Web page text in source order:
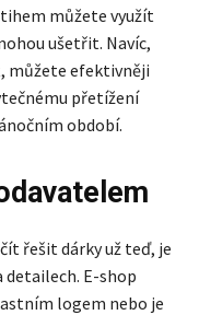
můžete využít
ušetřit. Navíc,
můžete efektivněji
přetížení
období.
řešit dárky už teď, je
detailech. E-shop
logem nebo je